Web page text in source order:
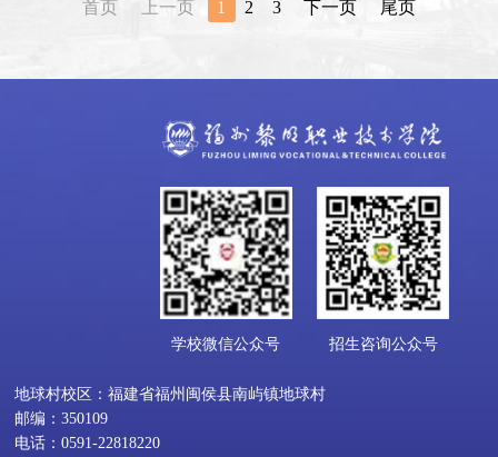
首页 上一页 1 2 3 下一页 尾页
学校微信公众号 招生咨询公众号
地球村校区：福建省福州闽侯县南屿镇地球村
邮编：350109
电话：0591-22818220